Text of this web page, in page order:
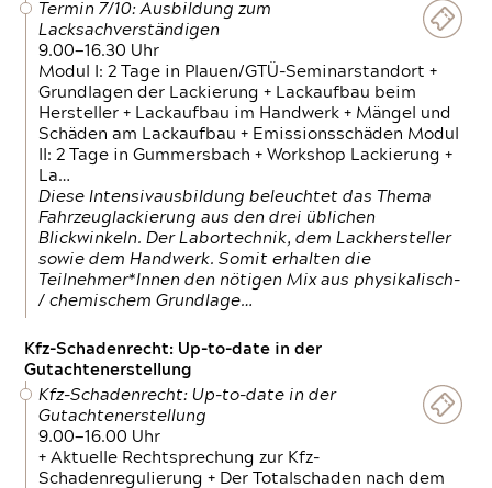
Termin 7/10: Ausbildung zum
Lacksachverständigen
9.00—16.30 Uhr
Modul I: 2 Tage in Plauen/GTÜ-Seminarstandort +
Grundlagen der Lackierung + Lackaufbau beim
Hersteller + Lackaufbau im Handwerk + Mängel und
Schäden am Lackaufbau + Emissionsschäden Modul
II: 2 Tage in Gummersbach + Workshop Lackierung +
La…
Diese Intensivausbildung beleuchtet das Thema
Fahrzeuglackierung aus den drei üblichen
Blickwinkeln. Der Labortechnik, dem Lackhersteller
sowie dem Handwerk. Somit erhalten die
Teilnehmer*Innen den nötigen Mix aus physikalisch-
/ chemischem Grundlage…
Kfz-Schadenrecht: Up-to-date in der
Gutachtenerstellung
Kfz-Schadenrecht: Up-to-date in der
Gutachtenerstellung
9.00—16.00 Uhr
+ Aktuelle Rechtsprechung zur Kfz-
Schadenregulierung + Der Totalschaden nach dem